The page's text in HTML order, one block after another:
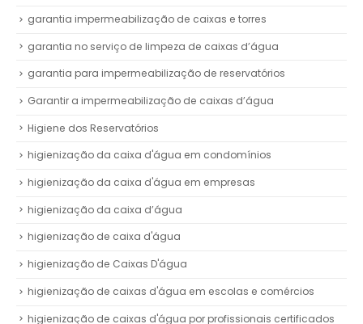
garantia impermeabilização de caixas e torres
garantia no serviço de limpeza de caixas d’água
garantia para impermeabilização de reservatórios
Garantir a impermeabilização de caixas d’água
Higiene dos Reservatórios
higienização da caixa d'água em condomínios
higienização da caixa d'água em empresas
higienização da caixa d’água
higienização de caixa d'água
higienização de Caixas D'água
higienização de caixas d'água em escolas e comércios
higienização de caixas d'água por profissionais certificados